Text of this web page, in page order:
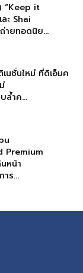
“Keep it
ะ Shai
ายทอดนิย...
นชั่นใหม่ ที่ดิเอ็มค
ล้ำค...
Premium
หน้า
ร...